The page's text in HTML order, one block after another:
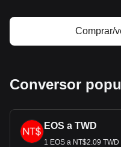
Comprar/
Conversor
EOS a TWD
1 EOS a NT$2.09 TWD